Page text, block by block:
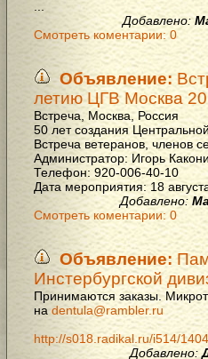
Добавлено:
Смотреть коментарии: 0
Объявление:
летию ЦГВ Москва
Встреча, Москва, Россия
50 лет создания
Встреча ветеранов, членов
Администратор: Игорь
Телефон: 920-006-40-10
Дата мероприятия: 18
Добавлено:
Смотреть коментарии: 0
Объявление:
Инстербургской
Принимаются заказы.
на dentula@rambler.ru
http://s018.radikal.ru/i514/
Добавлено: